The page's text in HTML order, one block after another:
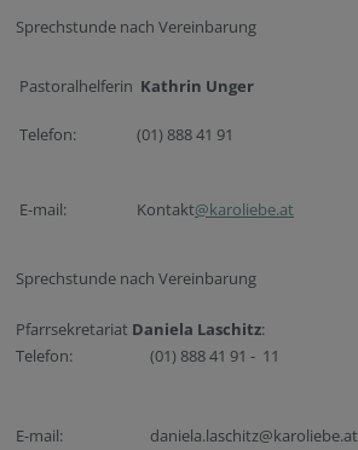
Sprechstunde nach Vereinbarung
Pastoralhelferin Kathrin Unger
Telefon: (01) 888 41 91
E-mail: Kontakt@karoliebe.at
Sprechstunde nach Vereinbarung
Pfarrsekretariat Daniela Laschitz:
Telefon:
(01) 888 41 91 - 11
E-mail: daniela.laschitz@karoliebe.at